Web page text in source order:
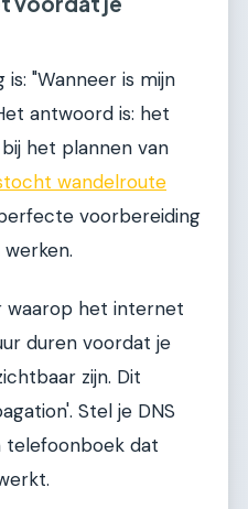
"Wanneer is mijn
antwoord is: het
het plannen van
wandelroute
voorbereiding
waarop het internet
duren voordat je
zijn. Dit
Stel je DNS
telefoonboek dat